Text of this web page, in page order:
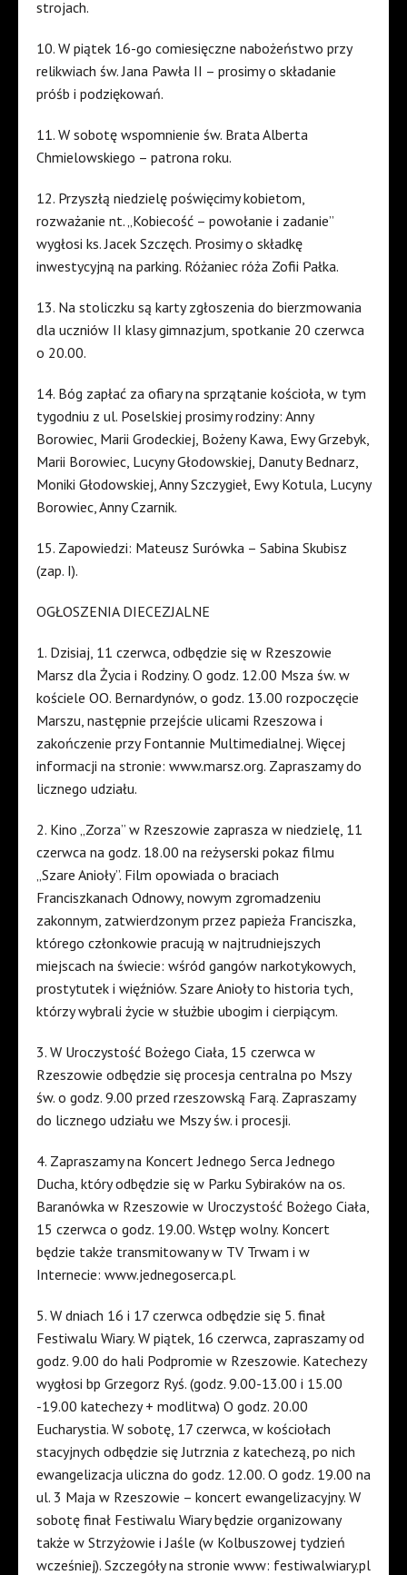
strojach.
10. W piątek 16-go comiesięczne nabożeństwo przy
relikwiach św. Jana Pawła II – prosimy o składanie
próśb i podziękowań.
11. W sobotę wspomnienie św. Brata Alberta
Chmielowskiego – patrona roku.
12. Przyszłą niedzielę poświęcimy kobietom,
rozważanie nt. „Kobiecość – powołanie i zadanie”
wygłosi ks. Jacek Szczęch. Prosimy o składkę
inwestycyjną na parking. Różaniec róża Zofii Pałka.
13. Na stoliczku są karty zgłoszenia do bierzmowania
dla uczniów II klasy gimnazjum, spotkanie 20 czerwca
o 20.00.
14. Bóg zapłać za ofiary na sprzątanie kościoła, w tym
tygodniu z ul. Poselskiej prosimy rodziny: Anny
Borowiec, Marii Grodeckiej, Bożeny Kawa, Ewy Grzebyk,
Marii Borowiec, Lucyny Głodowskiej, Danuty Bednarz,
Moniki Głodowskiej, Anny Szczygieł, Ewy Kotula, Lucyny
Borowiec, Anny Czarnik.
15. Zapowiedzi: Mateusz Surówka – Sabina Skubisz
(zap. I).
OGŁOSZENIA DIECEZJALNE
1. Dzisiaj, 11 czerwca, odbędzie się w Rzeszowie
Marsz dla Życia i Rodziny. O godz. 12.00 Msza św. w
kościele OO. Bernardynów, o godz. 13.00 rozpoczęcie
Marszu, następnie przejście ulicami Rzeszowa i
zakończenie przy Fontannie Multimedialnej. Więcej
informacji na stronie: www.marsz.org. Zapraszamy do
licznego udziału.
2. Kino „Zorza” w Rzeszowie zaprasza w niedzielę, 11
czerwca na godz. 18.00 na reżyserski pokaz filmu
„Szare Anioły”. Film opowiada o braciach
Franciszkanach Odnowy, nowym zgromadzeniu
zakonnym, zatwierdzonym przez papieża Franciszka,
którego członkowie pracują w najtrudniejszych
miejscach na świecie: wśród gangów narkotykowych,
prostytutek i więźniów. Szare Anioły to historia tych,
którzy wybrali życie w służbie ubogim i cierpiącym.
3. W Uroczystość Bożego Ciała, 15 czerwca w
Rzeszowie odbędzie się procesja centralna po Mszy
św. o godz. 9.00 przed rzeszowską Farą. Zapraszamy
do licznego udziału we Mszy św. i procesji.
4. Zapraszamy na Koncert Jednego Serca Jednego
Ducha, który odbędzie się w Parku Sybiraków na os.
Baranówka w Rzeszowie w Uroczystość Bożego Ciała,
15 czerwca o godz. 19.00. Wstęp wolny. Koncert
będzie także transmitowany w TV Trwam i w
Internecie: www.jednegoserca.pl.
5. W dniach 16 i 17 czerwca odbędzie się 5. finał
Festiwalu Wiary. W piątek, 16 czerwca, zapraszamy od
godz. 9.00 do hali Podpromie w Rzeszowie. Katechezy
wygłosi bp Grzegorz Ryś. (godz. 9.00-13.00 i 15.00
-19.00 katechezy + modlitwa) O godz. 20.00
Eucharystia. W sobotę, 17 czerwca, w kościołach
stacyjnych odbędzie się Jutrznia z katechezą, po nich
ewangelizacja uliczna do godz. 12.00. O godz. 19.00 na
ul. 3 Maja w Rzeszowie – koncert ewangelizacyjny. W
sobotę finał Festiwalu Wiary będzie organizowany
także w Strzyżowie i Jaśle (w Kolbuszowej tydzień
wcześniej). Szczegóły na stronie www: festiwalwiary.pl